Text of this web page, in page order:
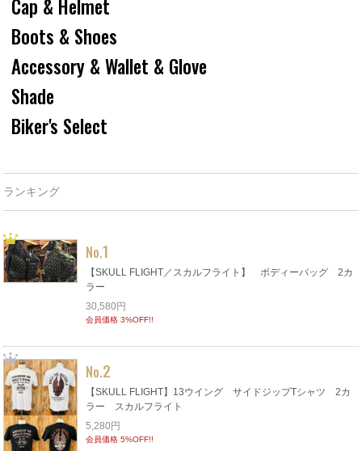
Cap & Helmet
Boots & Shoes
Accessory & Wallet & Glove
Shade
Biker's Select
ランキング
No.1
【SKULL FLIGHT／スカルフライト】 ボディーバッグ 2カ
ラー
30,580円
会員価格 3%OFF!!
No.2
【SKULL FLIGHT】13ウイング サイドジップTシャツ 2カ
ラー スカルフライト
5,280円
会員価格 5%OFF!!